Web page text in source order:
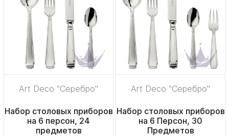
Art Deco "Серебро"
Набор столовых приборов
на 6 персон, 24
предметов
Art Deco "Серебро"
Набор столовых приборов
на 6 Персон, 30
Предметов